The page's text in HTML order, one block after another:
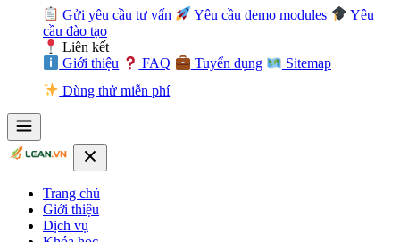
Gửi yêu cầu tư vấn
Yêu cầu demo modules
Yêu
cầu đào tạo
Liên kết
Giới thiệu
FAQ Tuyển dụng
Sitemap
Dùng thử miễn phí
Trang chủ
Giới thiệu
Dịch vụ